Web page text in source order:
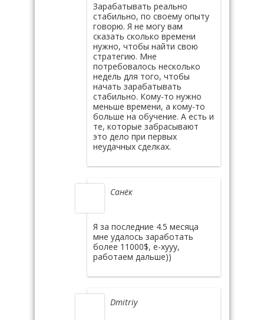
Зарабатывать реально
стабильно, по своему опыту
говорю. Я не могу вам
сказать сколько времени
нужно, чтобы найти свою
стратегию. Мне
потребовалось несколько
недель для того, чтобы
начать зарабатывать
стабильно. Кому-то нужно
меньше времени, а кому-то
больше на обучение. А есть и
те, которые забрасывают
это дело при первых
неудачных сделках.
Санёк
Я за последние 4.5 месяца
мне удалось заработать
более 11000$, е-хууу,
работаем дальше))
Dmitriy